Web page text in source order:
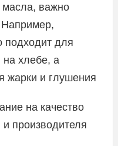
масла, важно
Например,
подходит для
на хлебе, а
жарки и глушения
на качество
и производителя